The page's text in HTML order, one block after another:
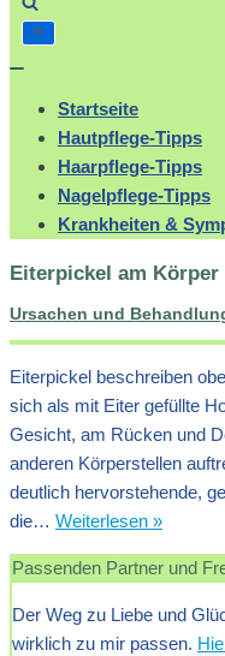
Startseite
Hautpflege-Tipps
Haarpflege-Tipps
Nagelpflege-Tipps
Krankheiten &
Eiterpickel am Körper
Ursachen und
Eiterpickel beschreiben
sich als mit Eiter gefüllte
Gesicht, am Rücken und
anderen Körperstellen
deutlich hervorstehende,
die… Weiterlesen »
und
von
Passenden Partner und
Der Weg zu Liebe und
wirklich zu mir passen.